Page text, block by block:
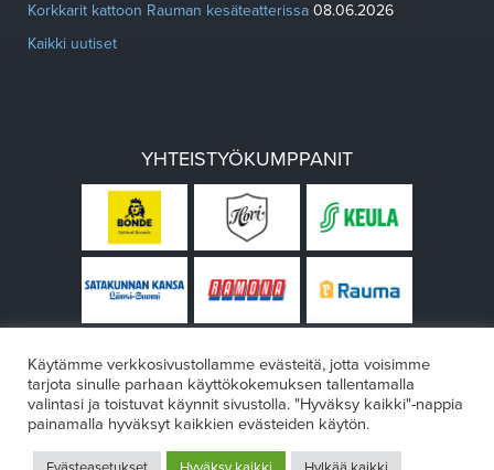
Korkkarit kattoon Rauman kesäteatterissa 08.06.2026
Kaikki uutiset
YHTEISTYÖKUMPPANIT
Käytämme verkkosivustollamme evästeitä, jotta voisimme
tarjota sinulle parhaan käyttökokemuksen tallentamalla
valintasi ja toistuvat käynnit sivustolla. "Hyväksy kaikki"-nappia
painamalla hyväksyt kaikkien evästeiden käytön.